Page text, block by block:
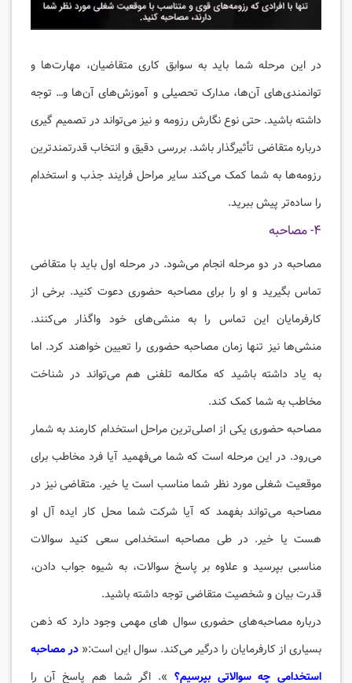
در این مرحله شما باید به سوابق کاری متقاضیان، مهارت‌ها و
توانمند‌ی‌های آن‌ها، مدارک تحصیلی و آموزش‌های آن‌ها و… توجه
داشته باشید. حتی نوع نگارش رزومه و نیز می‌تواند در تصمیم گیری
درباره متقاضی تأثیرگذار باشد. بررسی دقیق و انتخاب قدرتمندترین
رزومه‌ها به شما کمک می‌کند سایر مراحل فرایند جذب و استخدام
را ساده‌تر پیش ببرید.
۴- مصاحبه
مصاحبه در دو مرحله انجام می‌شود. در مرحله اول باید با متقاضی
تماس بگیرید و او را برای مصاحبه حضوری دعوت کنید. برخی از
کارفرمایان این تماس را به منشی‌های خود واگذار می‌کنند.
منشی‌ها نیز تنها زمان مصاحبه حضوری را تعیین خواهند کرد. اما
به یاد داشته باشید که مکالمه تلفنی هم می‌تواند در شناخت
مخاطب به شما کمک کند.
مصاحبه حضوری یکی از اصلی‌ترین مراحل استخدام کارمند به شمار
می‌رود. در این مرحله است که شما می‌فهمید آیا فرد مخاطب برای
موقعیت شغلی مورد نظر شما مناسب است یا خیر. متقاضی نیز در
مصاحبه می‌تواند بفهمد که آیا شرکت شما محل کار ایده آل او
هست یا خیر. در طی مصاحبه استخدامی سعی کنید سوالات
مناسبی بپرسید و علاوه بر پاسخ سوالات، به شیوه جواب دادن،
قدرت بیان و شخصیت متقاضی توجه داشته باشید.
درباره مصاحبه‌های حضوری سوال های مهمی وجود دارد که ذهن
بسیاری از کارفرمایان را درگیر می‌کند. سوال این است:« در مصاحبه
استخدامی چه سوالاتی بپرسیم؟ ». اگر شما هم پاسخ آن را